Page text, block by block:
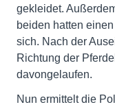
gekleidet.
beiden hatten
sich. Nach der
Richtung der
davongelaufen.
Nun ermittelt die